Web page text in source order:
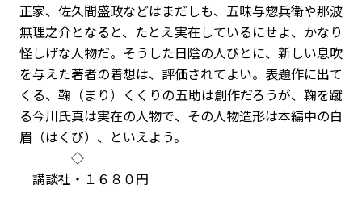
正家、佐久間盛政などはまだしも、五味与惣兵衛や那波
無理之介となると、たとえ実在しているにせよ、かなり
怪しげな人物だ。そうした日陰の人びとに、新しい息吹
を与えた著者の着想は、評価されてよい。表題作に出て
くる、鞠（まり）くくりの五助は創作だろうが、鞠を蹴
る今川氏真は実在の人物で、その人物造形は本編中の白
眉（はくび）、といえよう。
◇
講談社・１６８０円